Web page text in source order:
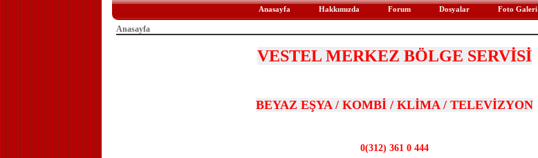
Anasayfa Hakkımızda Forum Dosyalar Foto Galeri
Anasayfa
VESTEL MERKEZ BÖLGE SERVİSİ
BEYAZ EŞYA / KOMBİ / KLİMA / TELEVİZYON
0(312) 361 0 444